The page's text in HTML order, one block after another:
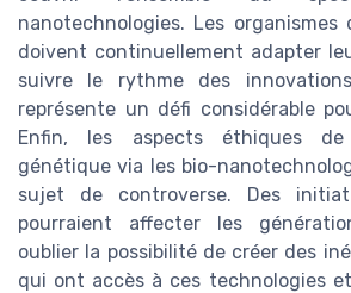
nanotechnologies. Les organismes
doivent continuellement adapter
suivre le rythme des
représente un défi considérable
Enfin, les aspects éthiques
génétique via les bio-
sujet de controverse. Des
pourraient affecter les
oublier la possibilité de créer des
qui ont accès à ces technologies